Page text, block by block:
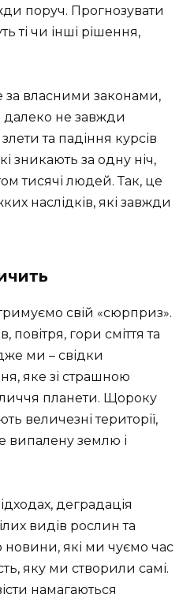
поруч. Прогнозувати
ті чи інші рішення,
за власними законами,
далеко не завжди
та падіння курсів
зникають за одну ніч,
тисячі людей. Так, це
наслідків, які завжди
свій «сюрприз».
повітря, гори сміття та
ми – свідки
яке зі страшною
планети. Щороку
величезні території,
випалену землю і
деградація
видів рослин та
які ми чуємо час
яку ми створили самі.
намагаються